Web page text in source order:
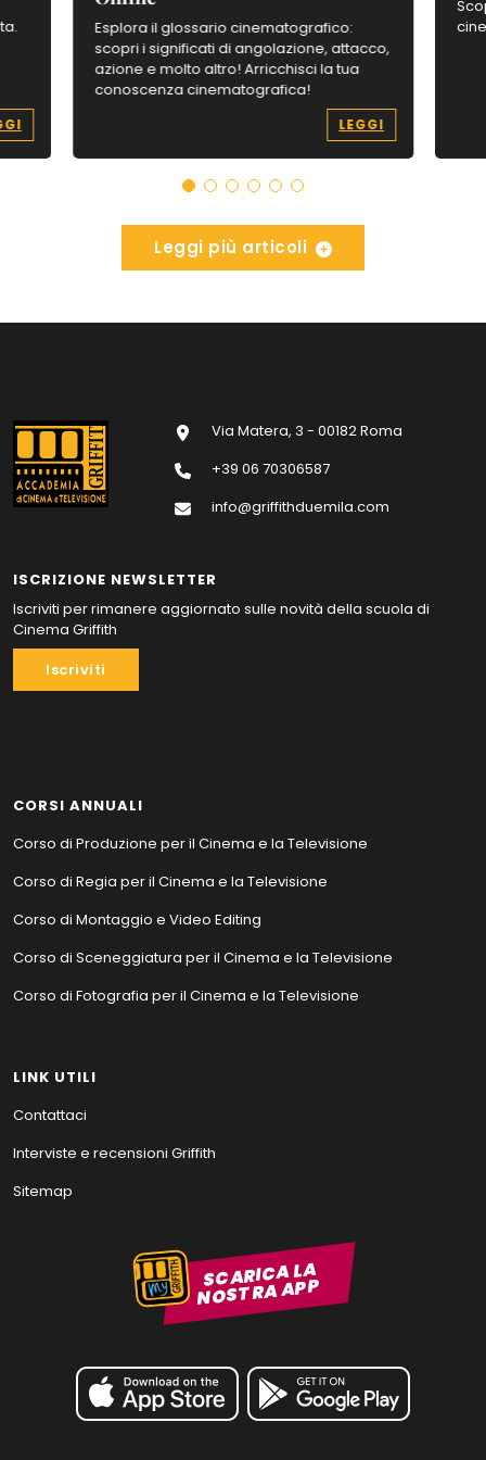
Esplora il glossario cinematografico:
scopri i significati di angolazione, attacco,
azione e molto altro! Arricchisci la tua
conoscenza cinematografica!
LEGGI
Leggi più articoli
Via Matera, 3 - 00182 Roma
+39 06 70306587
info@griffithduemila.com
ISCRIZIONE NEWSLETTER
Iscriviti per rimanere aggiornato sulle novità della scuola di
Cinema Griffith
Iscriviti
CORSI ANNUALI
Corso di Produzione per il Cinema e la Televisione
Corso di Regia per il Cinema e la Televisione
Corso di Montaggio e Video Editing
Corso di Sceneggiatura per il Cinema e la Televisione
Corso di Fotografia per il Cinema e la Televisione
LINK UTILI
Contattaci
Interviste e recensioni Griffith
Sitemap
SCARICA LA
NOSTRA APP